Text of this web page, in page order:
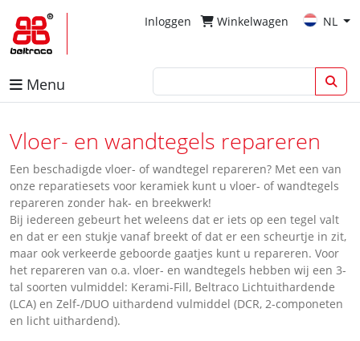
Inloggen Winkelwagen NL
Menu
Vloer- en wandtegels repareren
Een beschadigde vloer- of wandtegel repareren? Met een van
onze reparatiesets voor keramiek kunt u vloer- of wandtegels
repareren zonder hak- en breekwerk!
Bij iedereen gebeurt het weleens dat er iets op een tegel valt
en dat er een stukje vanaf breekt of dat er een scheurtje in zit,
maar ook verkeerde geboorde gaatjes kunt u repareren. Voor
het repareren van o.a. vloer- en wandtegels hebben wij een 3-
tal soorten vulmiddel: Kerami-Fill, Beltraco Lichtuithardende
(LCA) en Zelf-/DUO uithardend vulmiddel (DCR, 2-componeten
en licht uithardend).